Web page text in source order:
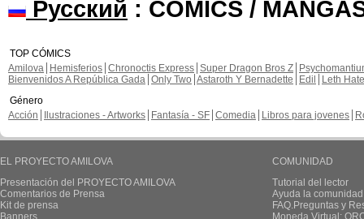
Русский : COMICS /
TOP CÓMICS
Amilova
Hemisferios Chronoctis Express Super Dragon Bros Z
Bienvenidos A República Gada Only Two Astaroth Y Bernadette Edil
Leth Hate
Género
Acción
Ilustraciones - Artworks Fantasía - SF Comedia Libros para jovenes
EL PROYECTO AMILOVA
Presentación del PROYECTO AMILOVA
Comentarios de Prensa
Kit de prensa
Banners
COMUNIDAD
Tutorial del lector
Ayuda la
FAQ.Preguntas y
Moneda Virtual: